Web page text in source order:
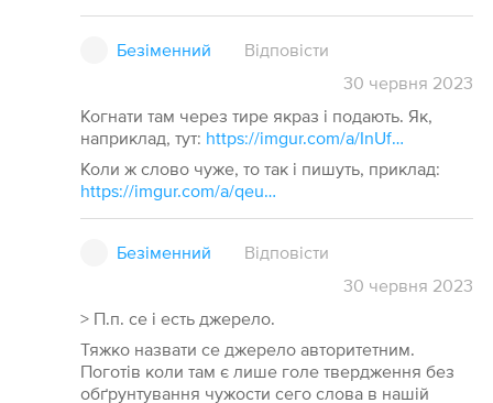
Безіменний
Відповісти
30 червня 2023
Когнати там через тире якраз і подають. Як,
наприклад, тут:
https://imgur.com/a/InUf5Tl
Коли ж слово чуже, то так і пишуть, приклад:
https://imgur.com/a/qeurCLi
Безіменний
Відповісти
30 червня 2023
> П.п. се і есть джерело.
Тяжко назвати се джерело авторитетним.
Поготів коли там є лише голе твердження без
обґрунтування чужости сего слова в нашій